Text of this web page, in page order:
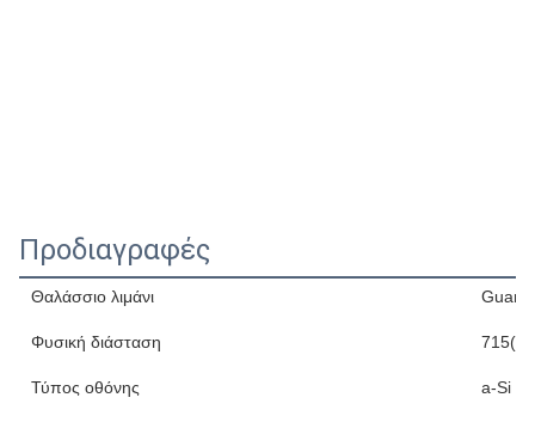
Προδιαγραφές
Θαλάσσιο λιμάνι
Φυσική διάσταση
Τύπος οθόνης a-Si